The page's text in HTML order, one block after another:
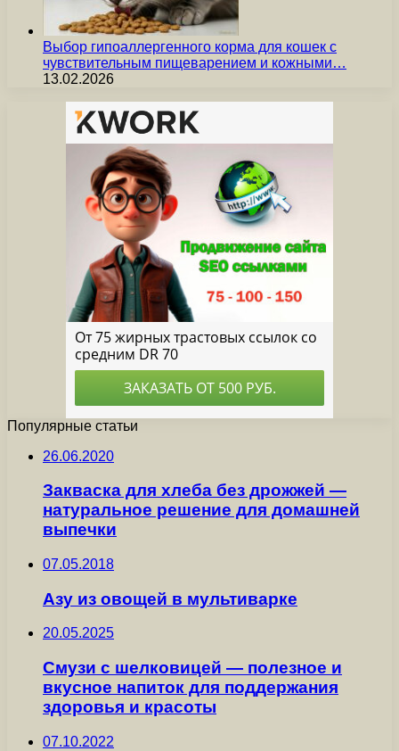
Выбор гипоаллергенного корма для кошек с
чувствительным пищеварением и кожными…
13.02.2026
Популярные статьи
26.06.2020
Закваска для хлеба без дрожжей —
натуральное решение для домашней
выпечки
07.05.2018
Азу из овощей в мультиварке
20.05.2025
Смузи с шелковицей — полезное и
вкусное напиток для поддержания
здоровья и красоты
07.10.2022